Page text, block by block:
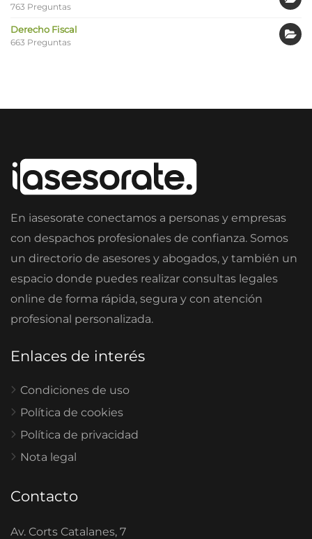
763 Preguntas
Derecho Fiscal
663 Preguntas
En iasesorate conectamos a personas y empresas
con despachos profesionales de confianza. Somos
un directorio de asesores y abogados, y también un
espacio donde puedes realizar consultas legales
online de forma rápida, segura y con atención
profesional personalizada.
Enlaces de interés
Condiciones de uso
Política de cookies
Política de privacidad
Nota legal
Contacto
Av. Corts Catalanes, 7